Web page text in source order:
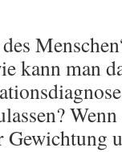
kann man